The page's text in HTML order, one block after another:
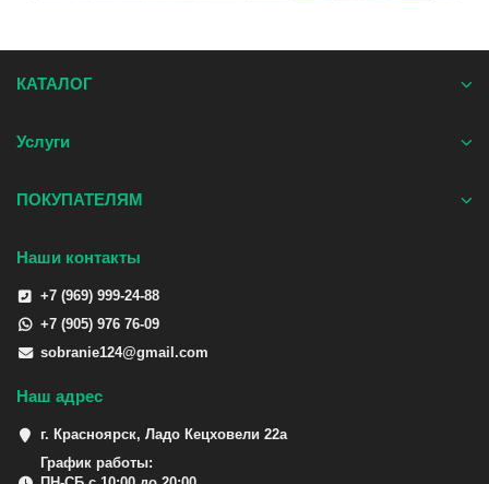
КАТАЛОГ
Услуги
ПОКУПАТЕЛЯМ
Наши контакты
+7 (969) 999-24-88
+7 (905) 976 76-09
sobranie124@gmail.com
Наш адрес
г. Красноярск, Ладо Кецховели 22а
График работы: